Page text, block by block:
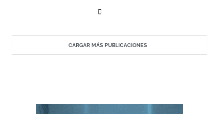
CARGAR MÁS PUBLICACIONES